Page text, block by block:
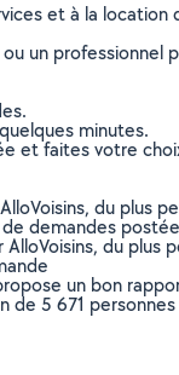
et à la
un
minutes.
et faites votre
du plus
demandes
du plus
un bon
de 5 671